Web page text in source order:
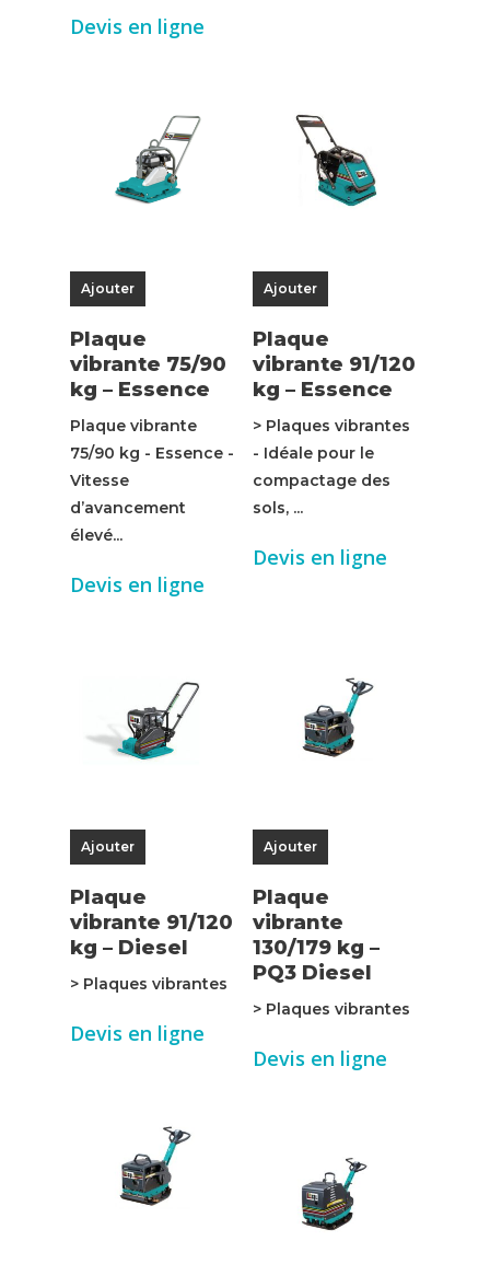
Devis en ligne
Ajouter
Plaque
vibrante 75/90
kg – Essence
Plaque vibrante
75/90 kg - Essence -
Vitesse
d’avancement
élevé...
Devis en ligne
Ajouter
Plaque
vibrante 91/120
kg – Essence
> Plaques vibrantes
- Idéale pour le
compactage des
sols, ...
Devis en ligne
Ajouter
Plaque
vibrante 91/120
kg – Diesel
> Plaques vibrantes
Devis en ligne
Ajouter
Plaque
vibrante
130/179 kg –
PQ3 Diesel
> Plaques vibrantes
Devis en ligne